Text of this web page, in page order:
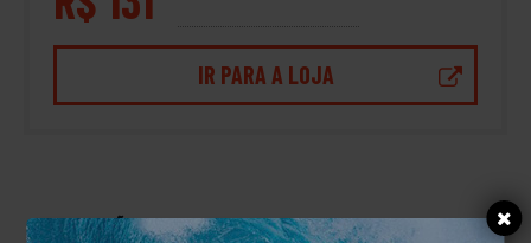
IR PARA A LOJA
DESCRIÇÃO